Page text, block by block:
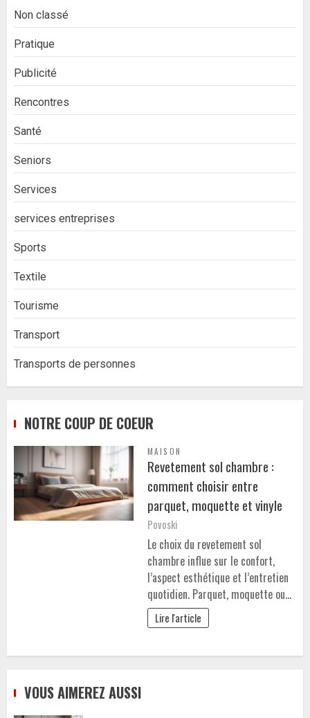
Non classé
Pratique
Publicité
Rencontres
Santé
Seniors
Services
services entreprises
Sports
Textile
Tourisme
Transport
Transports de personnes
NOTRE COUP DE COEUR
MAISON
Revetement sol chambre :
comment choisir entre
parquet, moquette et vinyle
Povoski
Le choix du revetement sol
chambre influe sur le confort,
l’aspect esthétique et l’entretien
quotidien. Parquet, moquette ou…
Lire l'article
VOUS AIMEREZ AUSSI